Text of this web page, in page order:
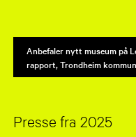
Anbefaler nytt museum på
rapport, Trondheim
Presse fra 2025